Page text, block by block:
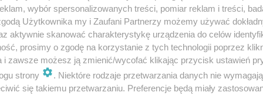
Razem 99,83 m
W nawiasach podano powierzchnie
pomieszczenia netto
wybór spersonalizowanych treści, pomiar reklam i treści,
Użytkownika my i Zaufani Partnerzy możemy używać
aktywnie skanować charakterystykę urządzenia do celów
prosimy o zgodę na korzystanie z tych technologii poprzez
i zawsze możesz ją zmienić/wycofać klikając przycisk ustawień
strony
. Niektóre rodzaje przetwarzania danych nie
się takiemu przetwarzaniu. Preferencje będą miały